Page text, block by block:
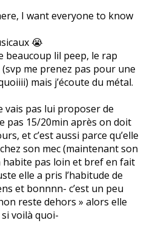
I want everyone to know
😭
beaucoup lil peep, le rap
me prenez pas pour une
mais j’écoute du métal.
vais pas lui proposer de
pas 15/20min après on doit
et c’est aussi parce qu’elle
son mec (maintenant son
habite pas loin et bref en fait
elle a pris l’habitude de
et bonnnn- c’est un peu
reste dehors » alors elle
voilà quoi-